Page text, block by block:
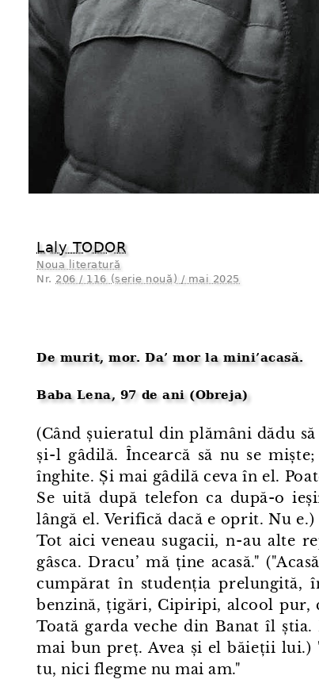
Laly TODOR
Noua literatură
Nr. 206 / 116 (serie nouă) / mai 2025
De murit, mor. Da’ mor la mini’acasă.
Baba Lena, 97 de ani (Obreja)
(Când șuieratul din plămâni dădu
și⁠-⁠l gâdilă. Încearcă să nu se
înghite. Și mai gâdilă ceva în el.
Se uită după telefon ca după-o
lângă el. Verifică dacă e oprit. Nu
Tot aici veneau sugacii, n⁠-⁠au alte
gâsca. Dracu’ mă ține acasă."
cumpărat în studenția prelungită,
benzină, țigări, Cipiripi, alcool pur,
Toată garda veche din Banat îl
mai bun preț. Avea și el băieții
tu, nici flegme nu mai am."